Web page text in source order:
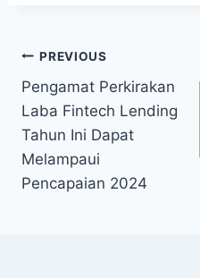
Post
navigation
PREVIOUS
Pengamat Perkirakan
Laba Fintech Lending
Tahun Ini Dapat
Melampaui
Pencapaian 2024